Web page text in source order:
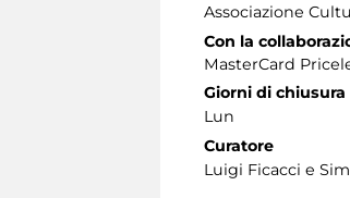
Associazione
Con la
MasterCard
Giorni di chiusura
Lun
Curatore
Luigi Ficacci e